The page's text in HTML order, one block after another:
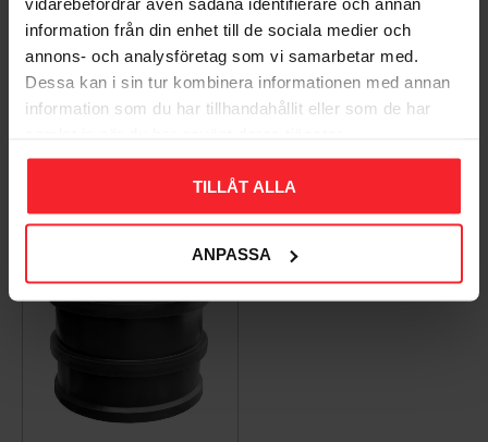
information från din enhet till de sociala medier och
annons- och analysföretag som vi samarbetar med.
Dessa kan i sin tur kombinera informationen med annan
information som du har tillhandahållit eller som de har
TILLÅT ALLA
ANPASSA
Bli den första att lämna ett omdöme.